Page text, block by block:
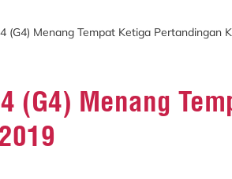
(G4) Menang Tempat Ketiga Pertandingan
(G4) Menang